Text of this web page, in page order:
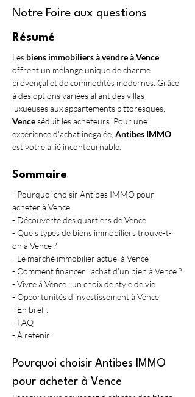
Notre Foire aux questions
Résumé
Les biens immobiliers à vendre à Vence
offrent un mélange unique de charme
provençal et de commodités modernes. Grâce
à des options variées allant des villas
luxueuses aux appartements pittoresques,
Vence séduit les acheteurs. Pour une
expérience d'achat inégalée, Antibes IMMO
est votre allié incontournable.
Sommaire
- Pourquoi choisir Antibes IMMO pour
acheter à Vence
- Découverte des quartiers de Vence
- Quels types de biens immobiliers trouve-t-
on à Vence ?
- Le marché immobilier actuel à Vence
- Comment financer l'achat d'un bien à Vence ?
- Vivre à Vence : un choix de style de vie
- Opportunités d'investissement à Vence
- En bref :
- FAQ
- À retenir
Pourquoi choisir Antibes IMMO
pour acheter à Vence